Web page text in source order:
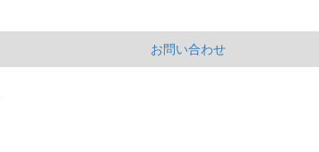
お問い合わせ